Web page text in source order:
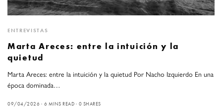
ENTREVISTAS
Marta Areces: entre la intuición y la
quietud
Marta Areces: entre la intuición y la quietud Por Nacho Izquierdo En una
época dominada…
09/04/2026 6 MINS READ 0 SHARES